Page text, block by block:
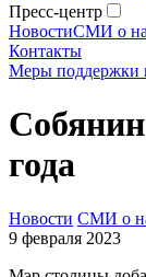
Пресс-центр
НовостиСМИ о
Контакты
Меры поддержки
года
Новости СМИ о
9 февраля 2023